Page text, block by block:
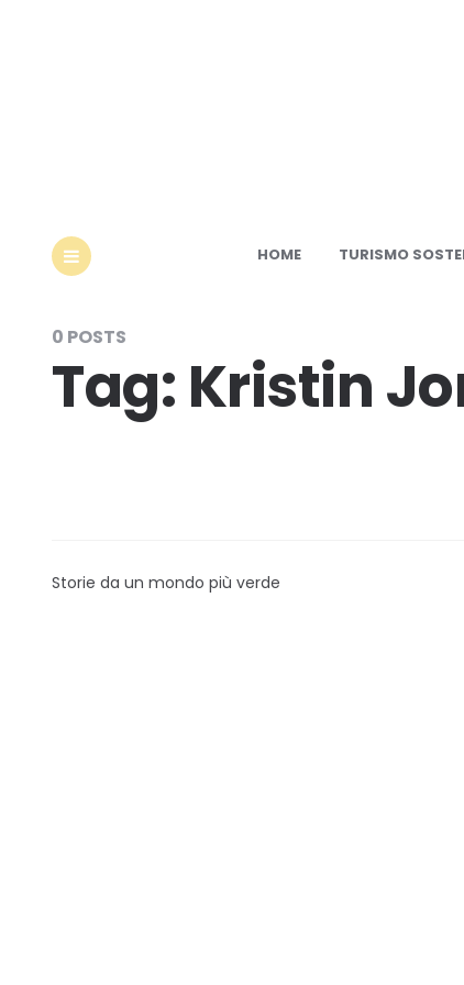
HOME TURISMO
0 POSTS
Tag: Kristin
Storie da un mondo più verde